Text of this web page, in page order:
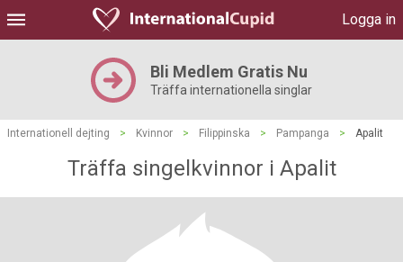
Logga in
Bli Medlem Gratis Nu
Träffa internationella singlar
Internationell dejting > Kvinnor > Filippinska > Pampanga > Apalit
Träffa singelkvinnor i Apalit